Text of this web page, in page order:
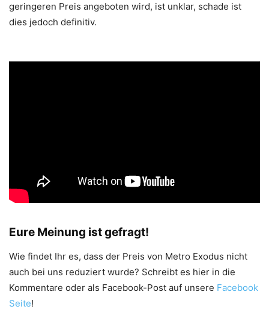
geringeren Preis angeboten wird, ist unklar, schade ist
dies jedoch definitiv.
Eure Meinung ist gefragt!
Wie findet Ihr es, dass der Preis von Metro Exodus nicht
auch bei uns reduziert wurde? Schreibt es hier in die
Kommentare oder als Facebook-Post auf unsere Facebook
Seite!